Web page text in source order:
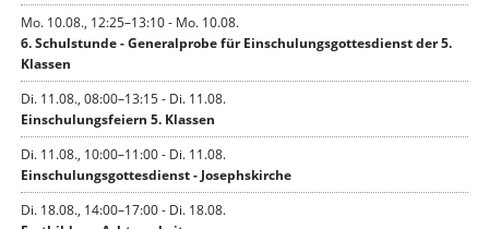
Mo. 10.08., 12:25–13:10 - Mo. 10.08.
6. Schulstunde - Generalprobe für Einschulungsgottesdienst der 5.
Klassen
Di. 11.08., 08:00–13:15 - Di. 11.08.
Einschulungsfeiern 5. Klassen
Di. 11.08., 10:00–11:00 - Di. 11.08.
Einschulungsgottesdienst - Josephskirche
Di. 18.08., 14:00–17:00 - Di. 18.08.